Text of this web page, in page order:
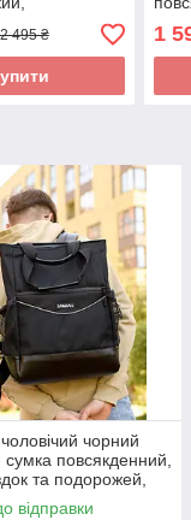
для
2 495 ₴ 1
чорний
сумка повсякденний,
та подорожей,
15,6 - 17,3″
відправки